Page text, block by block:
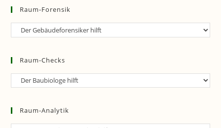
Raum-Forensik
Raum-
Raum-Checks
Raum-
Raum-Analytik